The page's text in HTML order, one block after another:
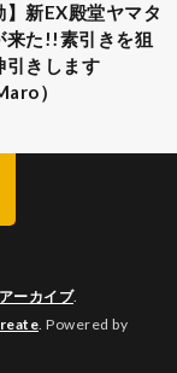
】新EX殿堂ヤマタ
来た!!素引きを狙
引きします
）
ーカイブ.
. Powered by